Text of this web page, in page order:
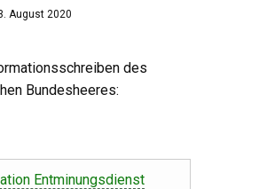
August 2020
des
Bundesheeres:
Entminungsdienst